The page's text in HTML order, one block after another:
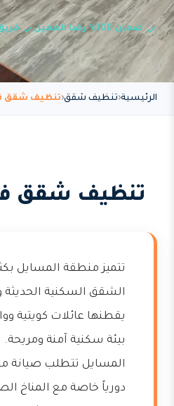
ضمان 100% رضا العميل
الرئيسية تنظيف شقق تنظيف شقق
تنظيف شقق
تتميز منطقة المسايل
الشقق السكنية
يقطنها عائلات كويتية
بيئة سكنية آمنة
المسايل تتطلب صيانة
دورياً خاصة مع المناخ